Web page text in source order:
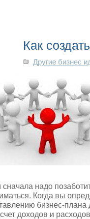
Как
Другие бизнес
сначала надо
Когда вы
бизнес-
доходов и